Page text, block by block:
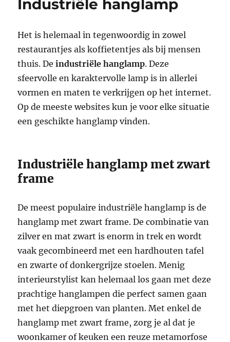
Industriële hanglamp
Het is helemaal in tegenwoordig in zowel
restaurantjes als koffietentjes als bij mensen
thuis. Deindustriële hanglamp. Deze
sfeervolle en karaktervolle lamp is in allerlei
vormen en maten te verkrijgen op het internet.
Op de meeste websites kun je voor elke situatie
een geschikte hanglamp vinden.
Industriële hanglamp met zwart
frame
De meest populaire industriële hanglamp is de
hanglamp met zwart frame. De combinatie van
zilver en mat zwart is enorm in trek en wordt
vaak gecombineerd met een hardhouten tafel
en zwarte of donkergrijze stoelen. Menig
interieurstylist kan helemaal los gaan met deze
prachtige hanglampen die perfect samen gaan
met het diepgroen van planten. Met enkel de
hanglamp met zwart frame, zorg je al dat je
woonkamer of keuken een reuze metamorfose